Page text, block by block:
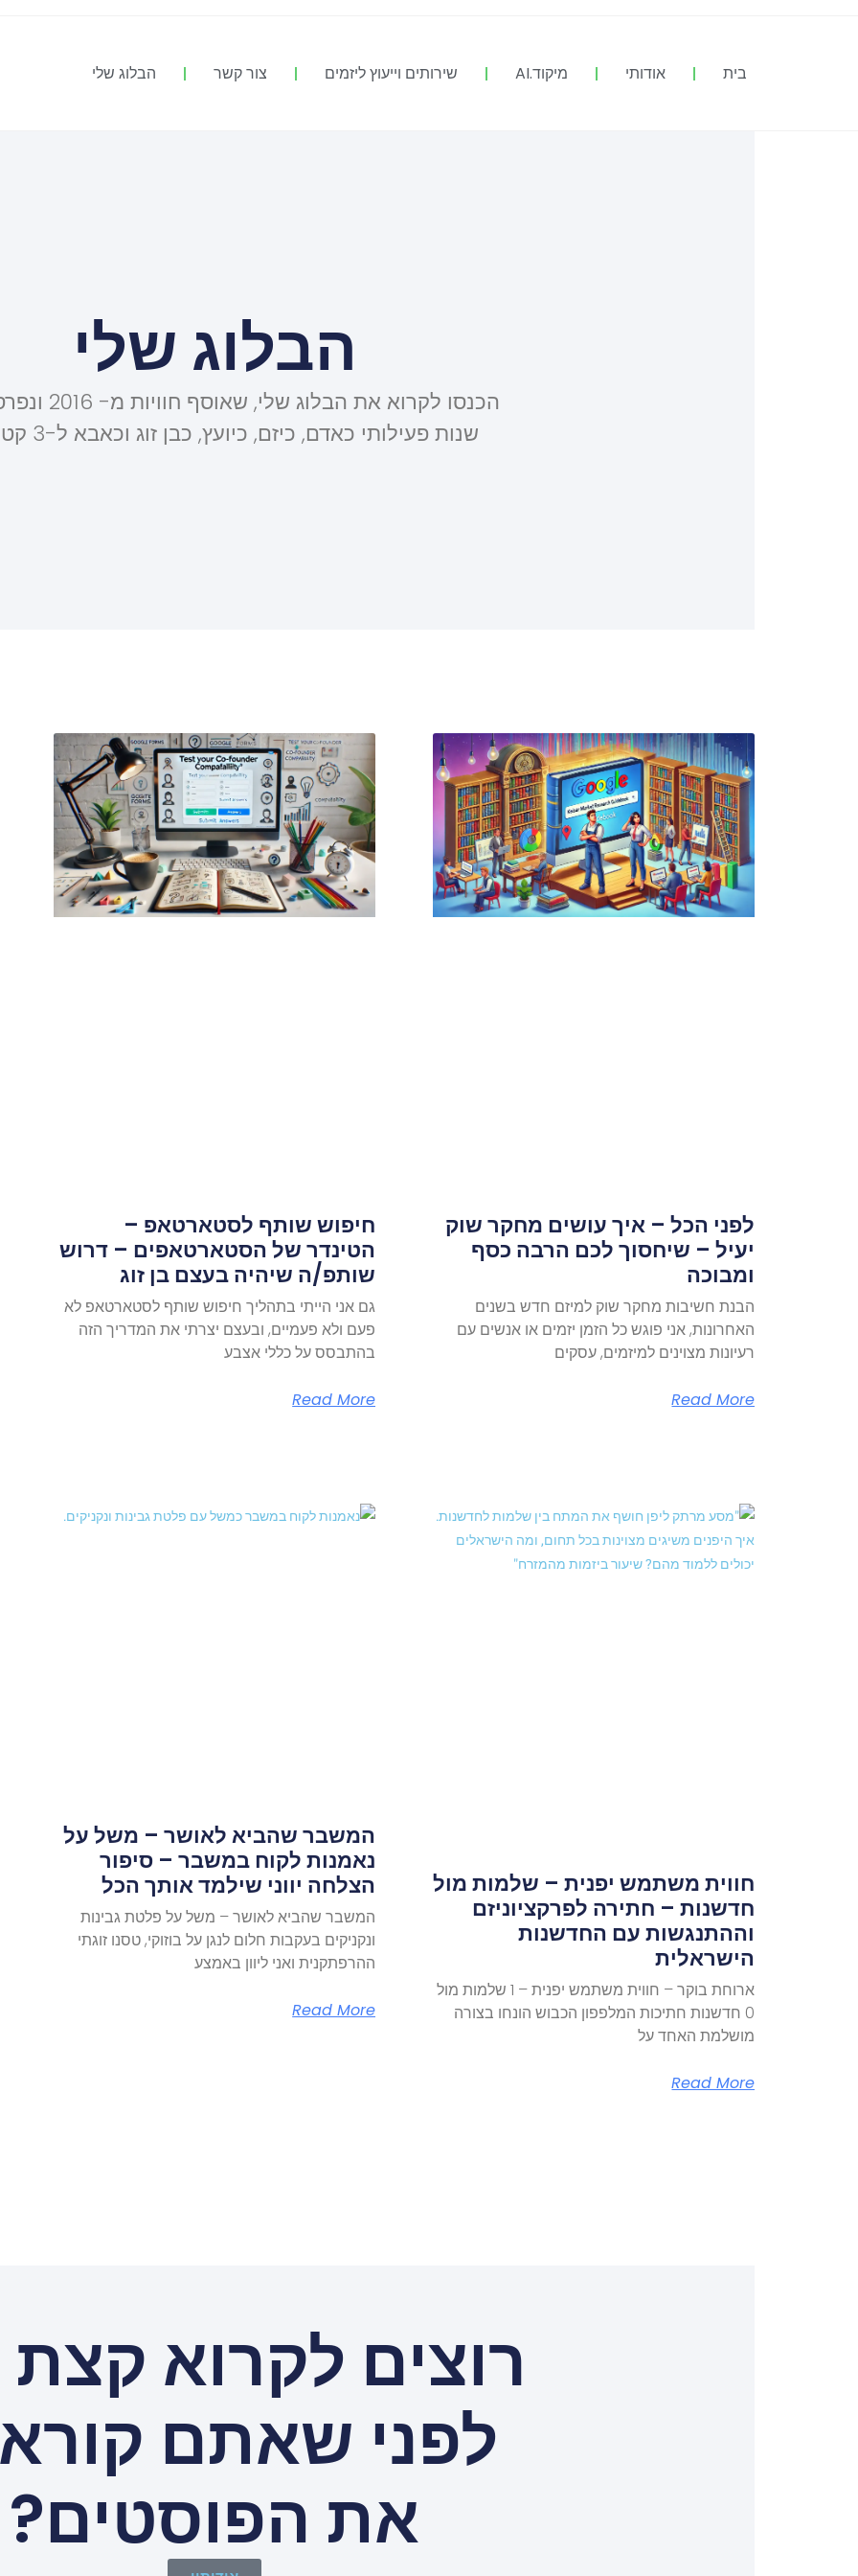
בית אודותי מיקוד.AI שירותים וייעוץ ליזמים צור קשר הבלוג שלי
הבלוג שלי
הכנסו לקרוא את
שנות פעילותי כאדם, כיזם, כיועץ, כבן זוג וכאבא ל-3 קטנטנים
לפני הכל – איך עושים מחקר שוק
יעיל – שיחסוך לכם הרבה כסף
ומבוכה
הבנת חשיבות מחקר שוק למיזם חדש בשנים
האחרונות, אני פוגש כל הזמן יזמים או אנשים עם
רעיונות מצוינים למיזמים, עסקים
Read More
חיפוש שותף לסטארטאפ –
הטינדר של הסטארטאפים – דרוש
שותפ/ה שיהיה בעצם בן זוג
גם אני הייתי בתהליך חיפוש שותף לסטארטאפ לא
פעם ולא פעמיים, ובעצם יצרתי את המדריך הזה
בהתבסס על כללי אצבע
Read More
חווית משתמש יפנית – שלמות מול
חדשנות – חתירה לפרקציוניזם
וההתנגשות עם החדשנות
הישראלית
ארוחת בוקר – חווית משתמש יפנית – 1 שלמות מול
0 חדשנות חתיכות המלפפון הכבוש הונחו בצורה
מושלמת האחד על
Read More
המשבר שהביא לאושר – משל על
נאמנות לקוח במשבר – סיפור
הצלחה יווני שילמד אותך הכל
המשבר שהביא לאושר – משל על פלטת גבינות
ונקניקים בעקבות חלום לנגן על בוזוקי, טסנו זוגתי
ההרפתקנית ואני ליוון באמצע
Read More
רוצים לקרוא קצת
לפני שאתם
את הפוסטים?